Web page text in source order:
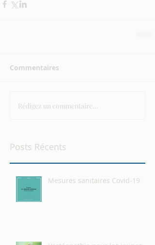
Commentaires
Rédigez un commentaire...
Posts Récents
Mesures sanitaires Covid-19